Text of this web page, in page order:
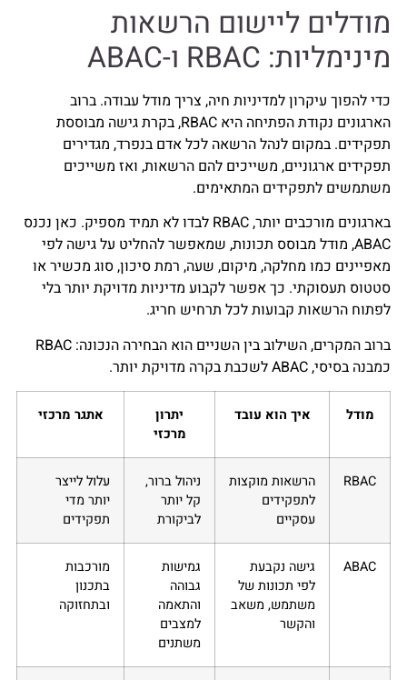
מודלים ליישום הרשאות
מינימליות: RBAC ו-ABAC
כדי להפוך עיקרון למדיניות חיה, צריך מודל עבודה. ברוב
הארגונים נקודת הפתיחה היא RBAC, בקרת גישה מבוססת
תפקידים. במקום לנהל הרשאה לכל אדם בנפרד, מגדירים
תפקידים ארגוניים, משייכים להם הרשאות, ואז משייכים
משתמשים לתפקידים המתאימים.
בארגונים מורכבים יותר, RBAC לבדו לא תמיד מספיק. כאן נכנס
ABAC, מודל מבוסס תכונות, שמאפשר להחליט על גישה לפי
מאפיינים כמו מחלקה, מיקום, שעה, רמת סיכון, סוג מכשיר או
סטטוס תעסוקתי. כך אפשר לקבוע מדיניות מדויקת יותר בלי
לפתוח הרשאות קבועות לכל תרחיש חריג.
ברוב המקרים, השילוב בין השניים הוא הבחירה הנכונה: RBAC
כמבנה בסיסי, ABAC לשכבת בקרה מדויקת יותר.
מודל איך הוא עובד
יתרון
מרכזי
אתגר מרכזי
RBAC
הרשאות מוקצות
לתפקידים
עסקיים
ניהול ברור,
קל יותר
לביקורת
עלול לייצר
יותר מדי
תפקידים
ABAC
גישה נקבעת
לפי תכונות של
משתמש, משאב
והקשר
גמישות
גבוהה
והתאמה
למצבים
משתנים
מורכבות
בתכנון
ובתחזוקה